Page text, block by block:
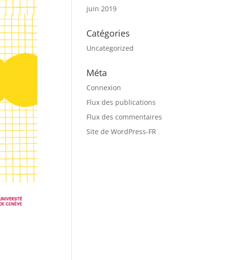
juin 2019
Catégories
Uncategorized
Méta
Connexion
Flux des publications
Flux des commentaires
Site de WordPress-FR